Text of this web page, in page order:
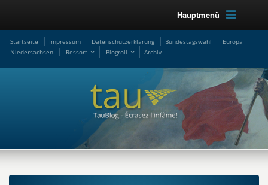
Hauptmenü
Startseite Impressum Datenschutzerklärung Bundestagswahl
Europa
Niedersachsen
Ressort Blogroll Archiv